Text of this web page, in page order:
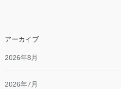
アーカイブ
2026年8月
2026年7月